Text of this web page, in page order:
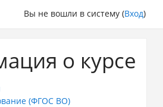
Вы не вошли в систему (Вход)
о курсе
(ФГОС ВО)